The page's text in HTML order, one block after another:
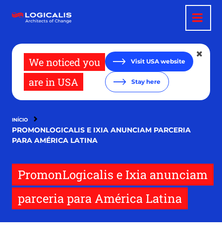
para
We noticed you
are in USA
Visit USA website
Stay here
INÍCIO
PROMONLOGICALIS E IXIA ANUNCIAM PARCERIA
PARA AMÉRICA LATINA
PromonLogicalis e Ixia anunciam
parceria para América Latina